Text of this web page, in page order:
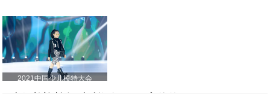
2021中国少儿模特大会